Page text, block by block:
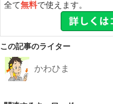
全て無料で使えます。
この記事のライター
かわひま